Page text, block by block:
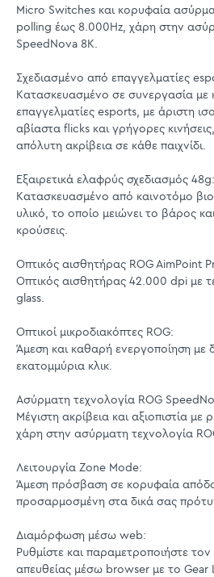
Micro Switches και κορυφαία
polling έως 8.000Hz, χάρη στην
SpeedNova 8K.
Σχεδιασμένο από επαγγελματίες
Κατασκευασμένο σε συνεργασία με
επαγγελματίες esports, με άριστη
αβίαστα flicks και γρήγορες
απόλυτη ακρίβεια σε κάθε παιχνίδι.
Εξαιρετικά ελαφρύς σχεδιασμός 48g:
Κατασκευασμένο από καινοτόμο
υλικό, το οποίο μειώνει το βάρος
κρούσεις.
Οπτικός αισθητήρας ROG AimPoint
Οπτικός αισθητήρας 42.000 dpi με
glass.
Οπτικοί μικροδιακόπτες ROG:
Άμεση και καθαρή ενεργοποίηση με
εκατομμύρια κλικ.
Ασύρματη τεχνολογία ROG
Μέγιστη ακρίβεια και αξιοπιστία
χάρη στην ασύρματη τεχνολογία
Λειτουργία Zone Mode:
Άμεση πρόσβαση σε κορυφαία
προσαρμοσμένη στα δικά σας
Διαμόρφωση μέσω web:
Ρυθμίστε και παραμετροποιήστε
απευθείας μέσω browser με το Gear